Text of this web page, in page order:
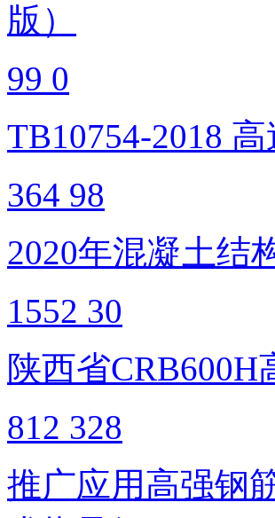
版）
99 0
TB10754-2018
364 98
2020年混凝土结
1552 30
陕西省
812 328
推广应用高强钢